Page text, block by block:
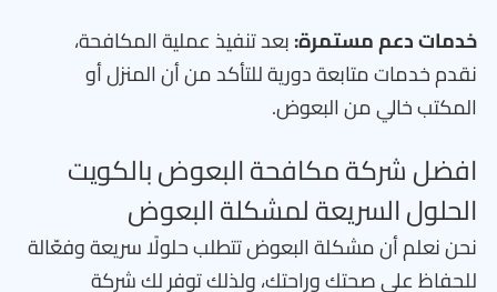
خدمات دعم مستمرة:بعد تنفيذ عملية المكافحة،
نقدم خدمات متابعة دورية للتأكد من أن المنزل أو
المكتب خالي من البعوض.
افضل شركة مكافحة البعوض بالكويت
الحلول السريعة لمشكلة البعوض
نحن نعلم أن مشكلة البعوض تتطلب حلولًا سريعة وفعّالة
للحفاظ على صحتك وراحتك، ولذلك توفر لك شركة